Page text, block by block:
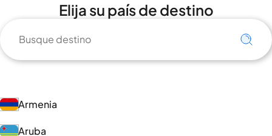
Elija su país de destino
Armenia
Aruba